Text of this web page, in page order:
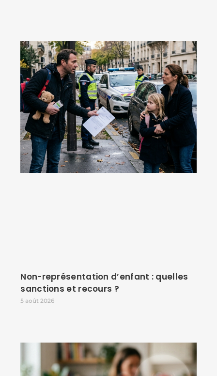
Non-représentation d’enfant : quelles
sanctions et recours ?
5 août 2026